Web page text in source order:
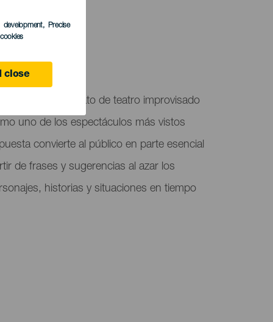
development, Precise
close
un formato de teatro improvisado
uno de los espectáculos más vistos
convierte al público en parte esencial
de frases y sugerencias al azar los
historias y situaciones en tiempo